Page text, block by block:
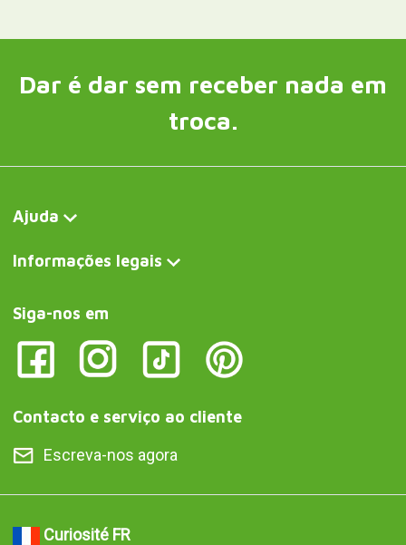
Dar é dar sem receber nada em
troca.
Ajuda
Informações legais
Siga-nos em
Contacto e serviço ao cliente
Escreva-nos agora
Curiosité FR